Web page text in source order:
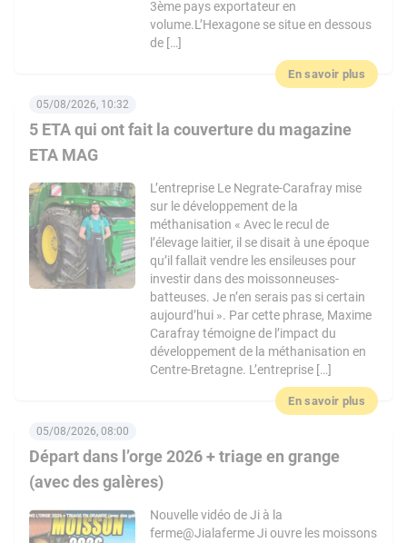
3ème pays exportateur en
volume.L’Hexagone se situe en dessous
de […]
En savoir plus
5 ETA qui ont fait la couverture du magazine
ETA MAG
05/08/2026, 10:32
L’entreprise Le Negrate-Carafray mise
sur le développement de la
méthanisation « Avec le recul de
l’élevage laitier, il se disait à une époque
qu’il fallait vendre les ensileuses pour
investir dans des moissonneuses-
batteuses. Je n’en serais pas si certain
aujourd’hui ». Par cette phrase, Maxime
Carafray témoigne de l’impact du
développement de la méthanisation en
Centre-Bretagne. L’entreprise […]
En savoir plus
Départ dans l’orge 2026 + triage en grange
(avec des galères)
05/08/2026, 08:00
Nouvelle vidéo de Ji à la
ferme@Jialaferme Ji ouvre les moissons